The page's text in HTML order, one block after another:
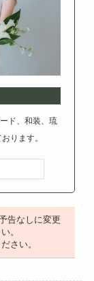
ド、和装、琉
ります。
告なしに変更
。
さい。